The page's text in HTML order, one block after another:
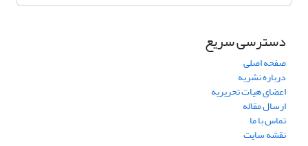
دسترسی سریع
صفحه اصلی
درباره نشریه
اعضای هیات تحریریه
ارسال مقاله
تماس با ما
نقشه سایت